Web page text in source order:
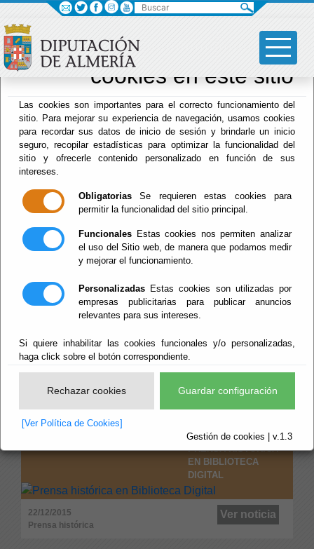
Sus opciones en
relación al uso de
cookies en este sitio
Las cookies son importantes para el correcto funcionamiento del
sitio. Para mejorar su experiencia de navegación, usamos cookies
para recordar sus datos de inicio de sesión y brindarle un inicio
seguro, recopilar estadísticas para optimizar la funcionalidad del
sitio y ofrecerle contenido personalizado en función de sus
intereses.
Obligatorias Se requieren estas cookies para
permitir la funcionalidad del sitio principal.
Funcionales Estas cookies nos permiten analizar
el uso del Sitio web, de manera que podamos medir
y mejorar el funcionamiento.
Personalizadas Estas cookies son utilizadas por
empresas publicitarias para publicar anuncios
relevantes para sus intereses.
Si quiere inhabilitar las cookies funcionales y/o personalizadas,
haga click sobre el botón correspondiente.
Rechazar cookies Guardar configuración
[Ver Política de Cookies]
Gestión de cookies | v.1.3
Archivo Biblioteca
Menú Archivo Biblioteca
Inicio -
Escuchar
HORARIO DE
ATENCIÓN AL
PÚBLICO 2021
19/01/2021
Horario al público
Ver noticia
EN BIBLIOTECA
DIGITAL
16/08/2016
Prensa histórica
Ver noticia
PRENSA HISTÓRICA
EN BIBLIOTECA
DIGITAL
22/12/2015
Prensa histórica
Ver noticia
Buscar